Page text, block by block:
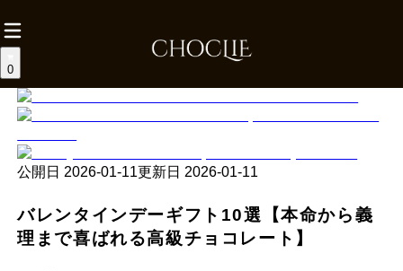
0
公開日 2026-01-11更新日 2026-01-11
バレンタインデーギフト10選【本命から義
理まで喜ばれる高級チョコレート】